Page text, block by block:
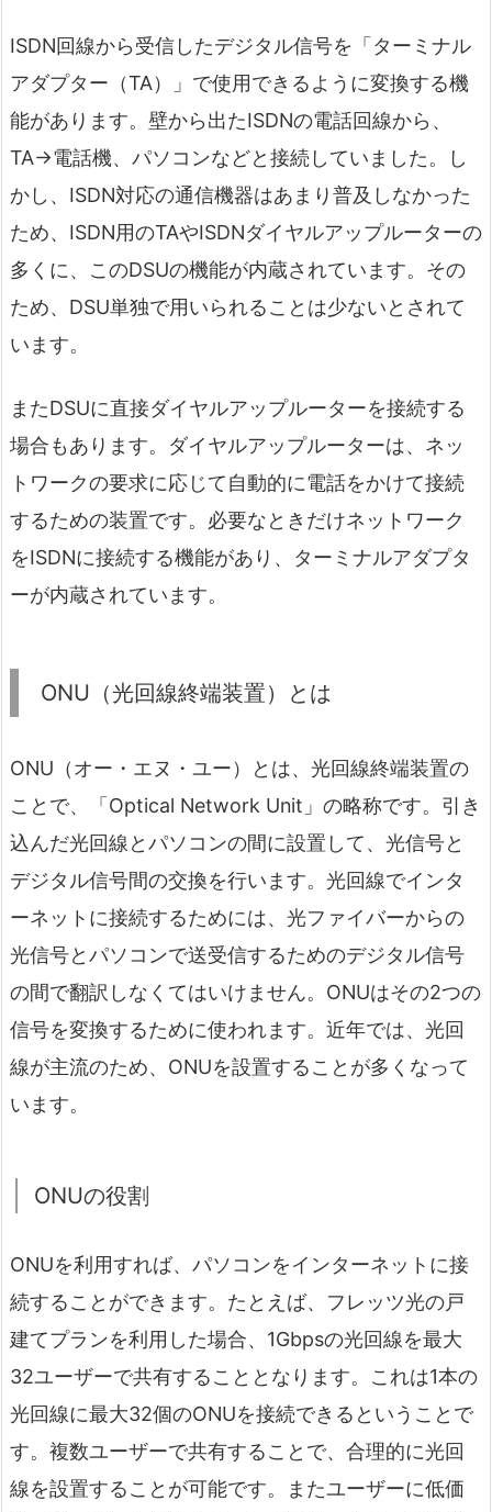
ISDN回線から受信したデジタル信号を「ターミナル
アダプター（TA）」で使用できるように変換する機
能があります。壁から出たISDNの電話回線から、
TA→電話機、パソコンなどと接続していました。し
かし、ISDN対応の通信機器はあまり普及しなかった
ため、ISDN用のTAやISDNダイヤルアップルーターの
多くに、このDSUの機能が内蔵されています。その
ため、DSU単独で用いられることは少ないとされて
います。
またDSUに直接ダイヤルアップルーターを接続する
場合もあります。ダイヤルアップルーターは、ネッ
トワークの要求に応じて自動的に電話をかけて接続
するための装置です。必要なときだけネットワーク
をISDNに接続する機能があり、ターミナルアダプタ
ーが内蔵されています。
ONU（光回線終端装置）とは
ONU（オー・エヌ・ユー）とは、光回線終端装置の
ことで、「Optical Network Unit」の略称です。引き
込んだ光回線とパソコンの間に設置して、光信号と
デジタル信号間の交換を行います。光回線でインタ
ーネットに接続するためには、光ファイバーからの
光信号とパソコンで送受信するためのデジタル信号
の間で翻訳しなくてはいけません。ONUはその2つの
信号を変換するために使われます。近年では、光回
線が主流のため、ONUを設置することが多くなって
います。
ONUの役割
ONUを利用すれば、パソコンをインターネットに接
続することができます。たとえば、フレッツ光の戸
建てプランを利用した場合、1Gbpsの光回線を最大
32ユーザーで共有することとなります。これは1本の
光回線に最大32個のONUを接続できるということで
す。複数ユーザーで共有することで、合理的に光回
線を設置することが可能です。またユーザーに低価